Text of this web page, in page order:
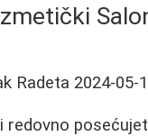
Radeta 2024-05-
redovno